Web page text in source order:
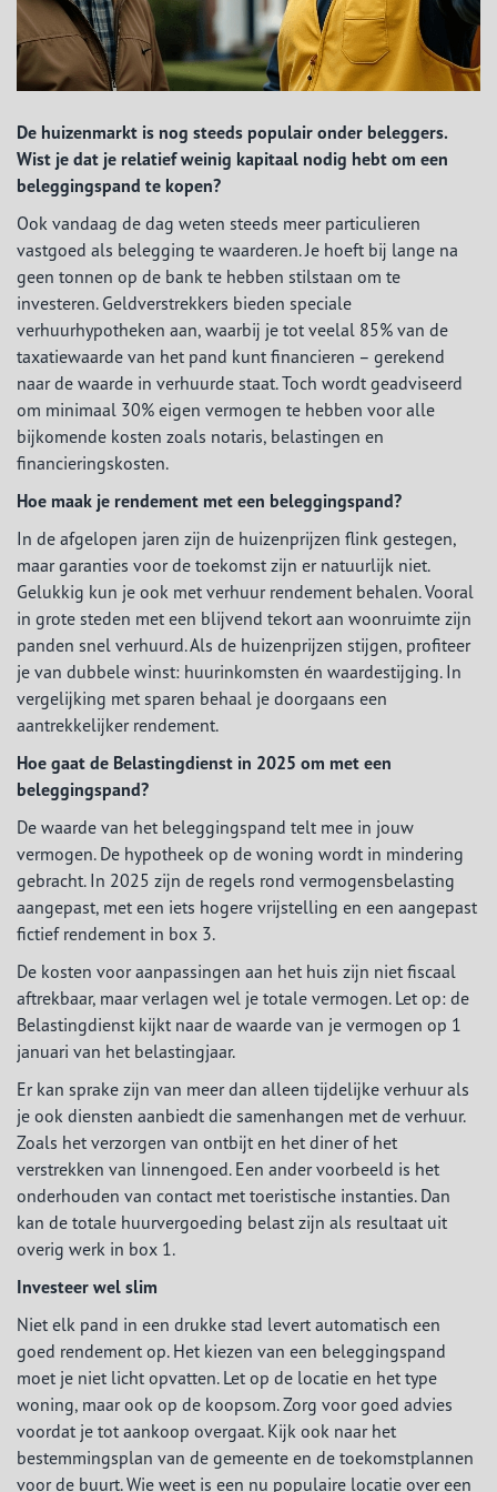
De huizenmarkt is nog steeds populair onder beleggers.
Wist je dat je relatief weinig kapitaal nodig hebt om een
beleggingspand te kopen?
Ook vandaag de dag weten steeds meer particulieren
vastgoed als belegging te waarderen. Je hoeft bij lange na
geen tonnen op de bank te hebben stilstaan om te
investeren. Geldverstrekkers bieden speciale
verhuurhypotheken aan, waarbij je tot veelal 85% van de
taxatiewaarde van het pand kunt financieren – gerekend
naar de waarde in verhuurde staat. Toch wordt geadviseerd
om minimaal 30% eigen vermogen te hebben voor alle
bijkomende kosten zoals notaris, belastingen en
financieringskosten.
Hoe maak je rendement met een beleggingspand?
In de afgelopen jaren zijn de huizenprijzen flink gestegen,
maar garanties voor de toekomst zijn er natuurlijk niet.
Gelukkig kun je ook met verhuur rendement behalen. Vooral
in grote steden met een blijvend tekort aan woonruimte zijn
panden snel verhuurd. Als de huizenprijzen stijgen, profiteer
je van dubbele winst: huurinkomsten én waardestijging. In
vergelijking met sparen behaal je doorgaans een
aantrekkelijker rendement.
Hoe gaat de Belastingdienst in 2025 om met een
beleggingspand?
De waarde van het beleggingspand telt mee in jouw
vermogen. De hypotheek op de woning wordt in mindering
gebracht. In 2025 zijn de regels rond vermogensbelasting
aangepast, met een iets hogere vrijstelling en een aangepast
fictief rendement in box 3.
De kosten voor aanpassingen aan het huis zijn niet fiscaal
aftrekbaar, maar verlagen wel je totale vermogen. Let op: de
Belastingdienst kijkt naar de waarde van je vermogen op 1
januari van het belastingjaar.
Er kan sprake zijn van meer dan alleen tijdelijke verhuur als
je ook diensten aanbiedt die samenhangen met de verhuur.
Zoals het verzorgen van ontbijt en het diner of het
verstrekken van linnengoed. Een ander voorbeeld is het
onderhouden van contact met toeristische instanties. Dan
kan de totale huurvergoeding belast zijn als resultaat uit
overig werk in box 1.
Investeer wel slim
Niet elk pand in een drukke stad levert automatisch een
goed rendement op. Het kiezen van een beleggingspand
moet je niet licht opvatten. Let op de locatie en het type
woning, maar ook op de koopsom. Zorg voor goed advies
voordat je tot aankoop overgaat. Kijk ook naar het
bestemmingsplan van de gemeente en de toekomstplannen
voor de buurt. Wie weet is een nu populaire locatie over een